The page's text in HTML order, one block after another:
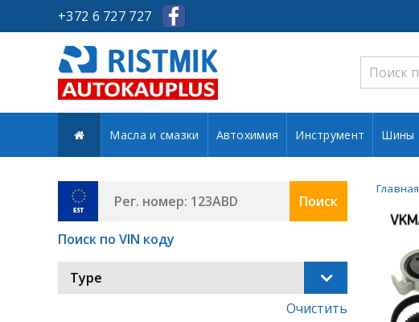
+372 6 727 727
Масла и смазки Автохимия Инструмент Шины
Поиск
Поиск по VIN коду
Type
Очистить
Главная